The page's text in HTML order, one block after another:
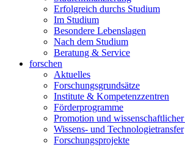
Erfolgreich durchs Studium
Im Studium
Besondere Lebenslagen
Nach dem Studium
Beratung & Service
forschen
Aktuelles
Forschungsgrundsätze
Institute & Kompetenzzentren
Förderprogramme
Promotion und
Wissens- und Technologietransfer
Forschungsprojekte